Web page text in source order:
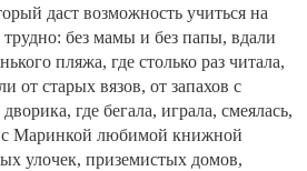
даст возможность учиться на
без мамы и без папы, вдали
пляжа, где столько раз читала,
от старых вязов, от запахов с
где бегала, играла, смеялась,
с Маринкой любимой книжной
улочек, приземистых домов,